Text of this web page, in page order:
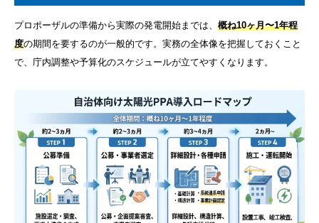
プロポーザルの準備から実際の発電開始までは、 概ね10ヶ月〜1年程
度の期間を要するのが一般的です。実務の全体像を把握しておくこと
で、庁内調整や予算化のスケジュールが立てやすくなります。